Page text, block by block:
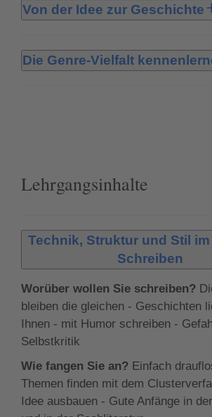
Von der Idee zur Geschichte
Leben erweckt. Wie kommt man auf
Welche Erlebnisse sind es wert, zu
Inspiration im Schreiballtag gezielt
Die Genre-Vielfalt
eines erzählenden Sachbuchs und
Lehrgangsinhalte
Technik, Struktur und Stil
Schreiben
Worüber wollen Sie schreiben?
bleiben die gleichen - Geschichten
Ihnen - mit Humor schreiben -
Selbstkritik
Wie fangen Sie an? Einfach
Themen finden mit dem
Idee ausbauen - Gute Anfänge in